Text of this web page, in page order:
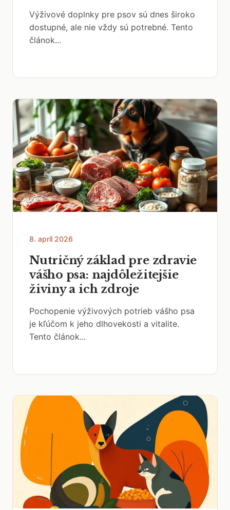
Výživové doplnky pre psov sú dnes široko
dostupné, ale nie vždy sú potrebné. Tento
článok...
8. apríl 2026
Nutričný základ pre zdravie
vášho psa: najdôležitejšie
živiny a ich zdroje
Pochopenie výživových potrieb vášho psa
je kľúčom k jeho dlhovekosti a vitalite.
Tento článok...